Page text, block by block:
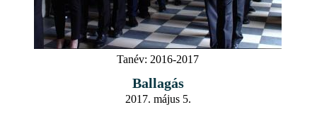
Tanév: 2016-2017
Ballagás
2017. május 5.